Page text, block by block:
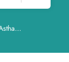
Kategorien: Allergie- und Asthamfrei Kongress